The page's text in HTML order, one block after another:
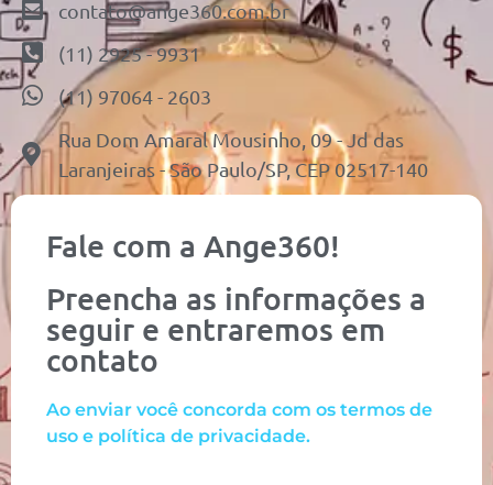
contato@ange360.com.br
(11) 2925 - 9931
(11) 97064 - 2603
Rua Dom Amaral Mousinho, 09 - Jd das
Laranjeiras - São Paulo/SP, CEP 02517-140
Fale com a Ange360!
Preencha as informações a
seguir e entraremos em
contato
Ao enviar você concorda com os termos de
uso e política de privacidade.